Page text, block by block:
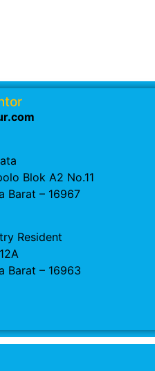
Blok A2 No.11
Barat – 16967
Resident
Barat – 16963